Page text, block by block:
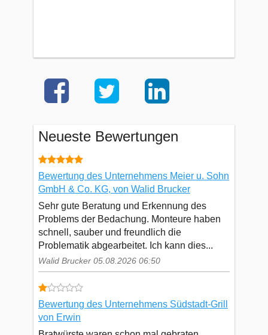
Neueste Bewertungen
Bewertung des Unternehmens Meier u. Sohn
GmbH & Co. KG, von Walid Brucker
Sehr gute Beratung und Erkennung des
Problems der Bedachung. Monteure haben
schnell, sauber und freundlich die
Problematik abgearbeitet. Ich kann dies...
Walid Brucker 05.08.2026 06:50
Bewertung des Unternehmens Südstadt-Grill
von Erwin